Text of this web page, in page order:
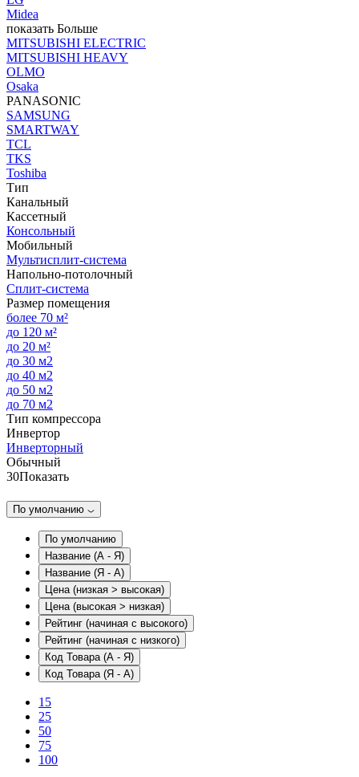
Midea
показать Больше
MITSUBISHI ELECTRIC
MITSUBISHI HEAVY
OLMO
Osaka
PANASONIC
SAMSUNG
SMARTWAY
TCL
TKS
Toshiba
Тип
Канальный
Кассетный
Консольный
Мобильный
Мультисплит-система
Напольно-потолочный
Сплит-система
Размер помещения
более 70 м²
до 120 м²
до 20 м²
до 30 м2
до 40 м2
до 50 м2
до 70 м2
Тип компрессора
Инвертор
Инверторный
Обычный
30Показать
По умолчанию
По умолчанию
Название (А - Я)
Название (Я - А)
Цена (низкая > высокая)
Цена (высокая > низкая)
Рейтинг (начиная с высокого)
Рейтинг (начиная с низкого)
Код Товара (А - Я)
Код Товара (Я - А)
15
25
50
75
100